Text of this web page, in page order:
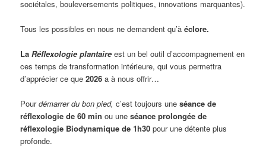
sociétales, bouleversements politiques, innovations marquantes).
Tous les possibles en nous ne demandent qu’àéclore.
LaRéflexologie plantaire est un bel outil d’accompagnement en
ces temps de transformation intérieure, qui vous permettra
d’apprécier ce que2026 a à nous offrir…
Pourdémarrer du bon pied, c’est toujours uneséance de
réflexologie de 60 minou uneséance prolongée de
réflexologie Biodynamique de 1h30 pour une détente plus
profonde.